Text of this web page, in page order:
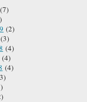
(7)
(2)
(3)
(4)
(4)
(4)